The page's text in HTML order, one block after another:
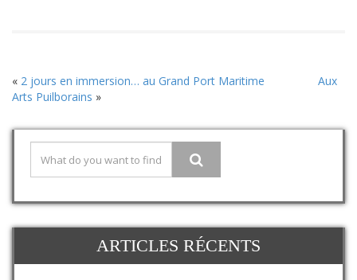
« 2 jours en immersion… au Grand Port Maritime
Aux
Arts Puilborains »
ARTICLES RÉCENTS